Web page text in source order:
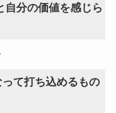
自分の価値を感じら
て打ち込めるもの